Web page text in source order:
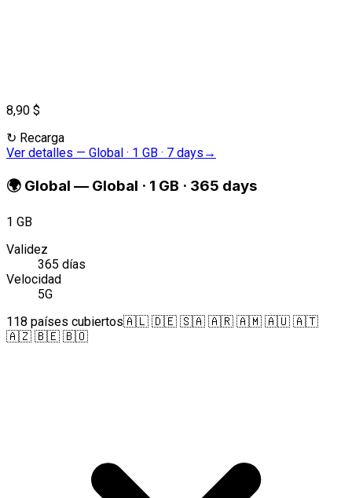
8,90 $
↻ Recarga
Ver detalles — Global · 1 GB · 7 days →
🌍 Global — Global · 1 GB · 365 days
1 GB
Validez
365 días
Velocidad
5G
118 países cubiertos🇦🇱 🇩🇪 🇸🇦 🇦🇷 🇦🇲 🇦🇺 🇦🇹
🇦🇿 🇧🇪 🇧🇴